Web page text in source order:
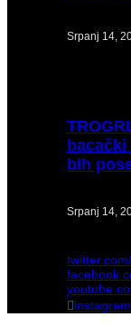
Srpanj 14,
bacački
bih
Srpanj 14,